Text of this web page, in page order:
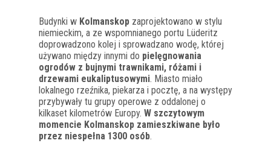
Budynki w Kolmanskop zaprojektowano w stylu
niemieckim, a ze wspomnianego portu Lüderitz
doprowadzono kolej i sprowadzano wodę, której
używano między innymi do pielęgnowania
ogrodów z bujnymi trawnikami, różami i
drzewami eukaliptusowymi. Miasto miało
lokalnego rzeźnika, piekarza i pocztę, a na występy
przybywały tu grupy operowe z oddalonej o
kilkaset kilometrów Europy. W szczytowym
momencie Kolmanskop zamieszkiwane było
przez niespełna 1300 osób.